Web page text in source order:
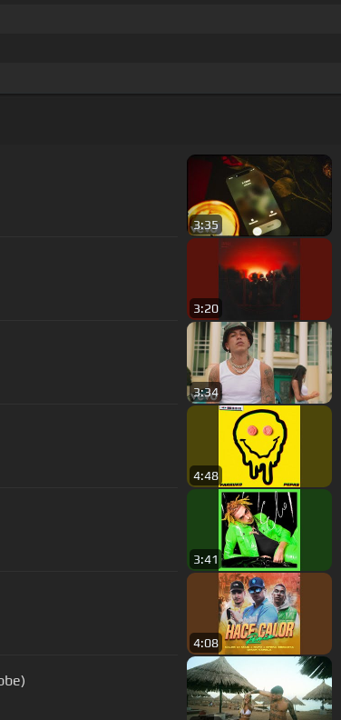
3:35
3:20
3:34
4:48
3:41
4:08